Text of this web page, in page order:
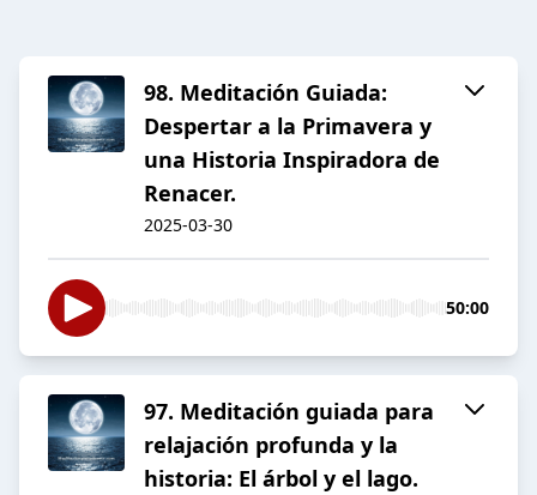
98. Meditación Guiada:
Despertar a la Primavera y
una Historia Inspiradora de
Renacer.
2025-03-30
50:00
97. Meditación guiada para
relajación profunda y la
historia: El árbol y el lago.